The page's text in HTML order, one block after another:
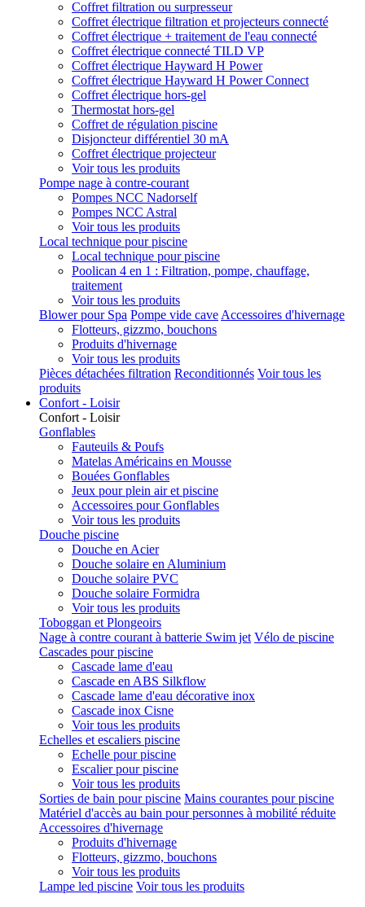
Coffret filtration ou surpresseur
Coffret électrique filtration et projecteurs connecté
Coffret électrique + traitement de l'eau connecté
Coffret électrique connecté TILD VP
Coffret électrique Hayward H Power
Coffret électrique Hayward H Power Connect
Coffret électrique hors-gel
Thermostat hors-gel
Coffret de régulation piscine
Disjoncteur différentiel 30 mA
Coffret électrique projecteur
Voir tous les produits
Pompe nage à contre-courant
Pompes NCC Nadorself
Pompes NCC Astral
Voir tous les produits
Local technique pour piscine
Local technique pour piscine
Poolican 4 en 1 : Filtration, pompe, chauffage,
traitement
Voir tous les produits
Blower pour Spa Pompe vide cave Accessoires d'hivernage
Flotteurs, gizzmo, bouchons
Produits d'hivernage
Voir tous les produits
Pièces détachées filtration Reconditionnés Voir tous les
produits
Confort - Loisir
Confort - Loisir
Gonflables
Fauteuils & Poufs
Matelas Américains en Mousse
Bouées Gonflables
Jeux pour plein air et piscine
Accessoires pour Gonflables
Voir tous les produits
Douche piscine
Douche en Acier
Douche solaire en Aluminium
Douche solaire PVC
Douche solaire Formidra
Voir tous les produits
Toboggan et Plongeoirs
Nage à contre courant à batterie Swim jet Vélo de piscine
Cascades pour piscine
Cascade lame d'eau
Cascade en ABS Silkflow
Cascade lame d'eau décorative inox
Cascade inox Cisne
Voir tous les produits
Echelles et escaliers piscine
Echelle pour piscine
Escalier pour piscine
Voir tous les produits
Sorties de bain pour piscine Mains courantes pour piscine
Matériel d'accès au bain pour personnes à mobilité réduite
Accessoires d'hivernage
Produits d'hivernage
Flotteurs, gizzmo, bouchons
Voir tous les produits
Lampe led piscine Voir tous les produits